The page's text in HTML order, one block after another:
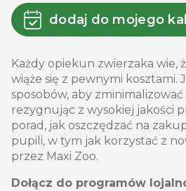
dodaj do mojego
Każdy opiekun zwierzaka wie,
wiąże się z pewnymi kosztami.
sposobów, aby
rezygnując z wysokiej jakości
porad, jak oszczędzać na
pupili, w tym jak korzystać z
przez Maxi Zoo.
Dołącz do programów